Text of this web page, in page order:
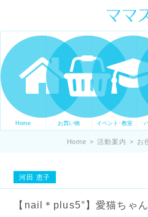
ママの才能発信し
表現ステージ マ
ンスを表現した
ま
Home お買い物 イベント･教室
Home > 活動案内 > お
河田 恵子
【nail＊plus5°】愛猫ちゃ